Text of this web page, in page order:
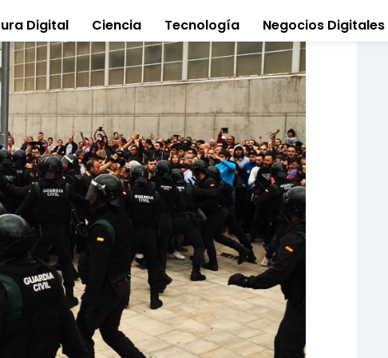
Digital Ciencia Tecnología Negocios Digitales